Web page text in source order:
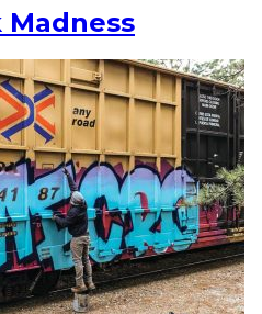
Madness